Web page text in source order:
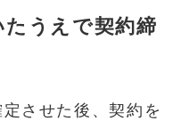
うえで契約締
させた後、契約を